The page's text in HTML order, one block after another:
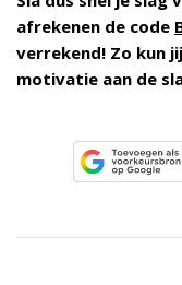
afrekenen de code
verrekend! Zo kun
motivatie aan de